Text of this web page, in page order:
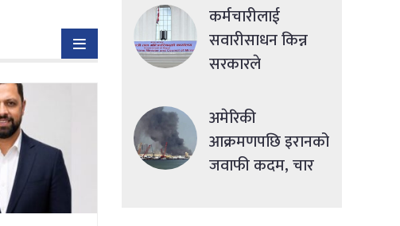
कर्मचारीलाई
सवारीसाधन किन्न
सरकारले
दिने
अमेरिकी
आक्रमणपछि इरानको
जवाफी कदम, चार